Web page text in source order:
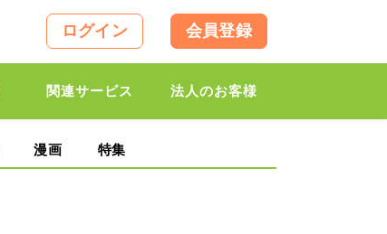
ログイン 会員登録
関連サービス 法人のお客様
漫画 特集